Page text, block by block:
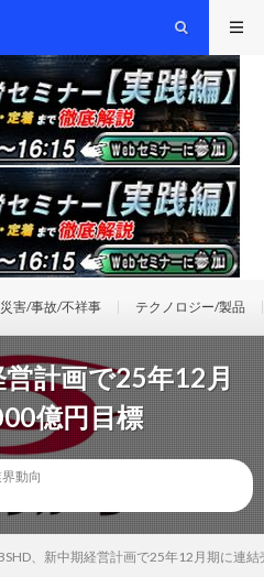
災害/事故/不祥事 テクノロジー/製品
計画で25年12月
億円目標
動向
、新中期経営計画で25年12月期に連